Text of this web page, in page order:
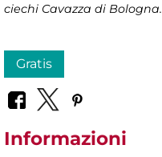
ciechi Cavazza di Bologna.
Gratis
Informazioni